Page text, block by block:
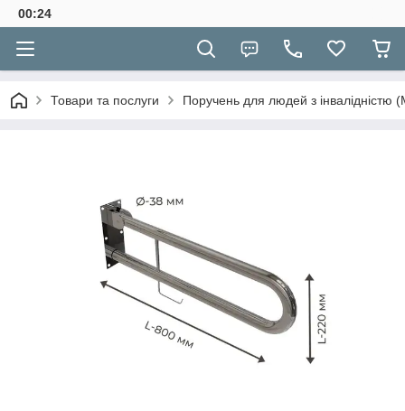
00:24
Товари та послуги Поручень для людей з інвалідністю